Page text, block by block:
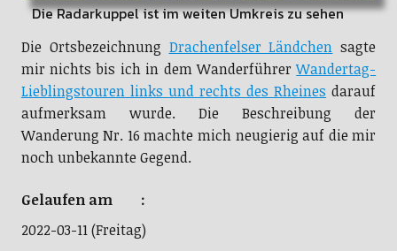
Die Radarkuppel ist im weiten Umkreis zu sehen
Die Ortsbezeichnung Drachenfelser Ländchen sagte
mir nichts bis ich in dem WanderführerWandertag-
Lieblingstouren links und rechts des Rheines darauf
aufmerksam wurde. Die Beschreibung der
Wanderung Nr. 16 machte mich neugierig auf die mir
noch unbekannte Gegend.
Gelaufen am :
2022-03-11 (Freitag)